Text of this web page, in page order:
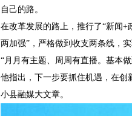
自己的路。
在改革发展的路上，推行了“新闻
两加强”，严格做到收支两条线，
“月月有主题、周周有直播。基本
他指出，下一步要抓住机遇，在
小县融媒大文章。